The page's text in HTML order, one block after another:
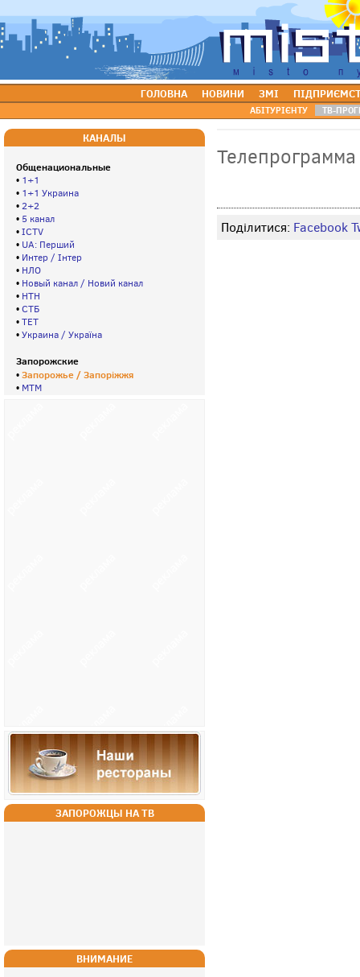
ГОЛОВНА НОВИНИ ЗМІ
АБІТУРІЄНТУ ТВ-
КАНАЛЫ
Общенациональные
• 1+1
• 1+1 Украина
•2+2
• 5 канал
•ICTV
• UA: Перший
• Интер / Інтер
• НЛО
• Новый канал / Новий канал
• НТН
•СТБ
•ТЕТ
•Украина / Україна
Запорожские
•Запорожье / Запорiжжя
• МТМ
ЗАПОРОЖЦЫ НА ТВ
ВНИМАНИЕ
Поділитися: Facebook